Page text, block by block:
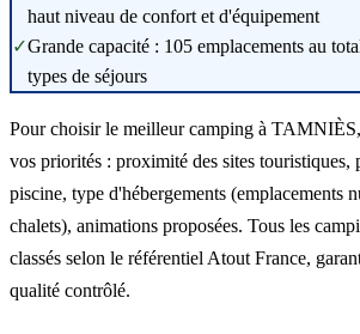
haut niveau de confort et d'équipement
✓Grande capacité : 105 emplacements au
types de séjours
Pour choisir le meilleur camping à
vos priorités : proximité des sites touristiques,
piscine, type d'hébergements (emplacements
chalets), animations proposées. Tous les
classés selon le référentiel Atout France,
qualité contrôlé.